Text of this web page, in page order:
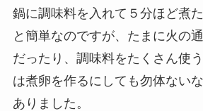
鍋に調味料を入れて５分ほど煮
と簡単なのですが、たまに火の
だったり、調味料をたくさん使
は煮卵を作るにしても勿体ない
ありました。